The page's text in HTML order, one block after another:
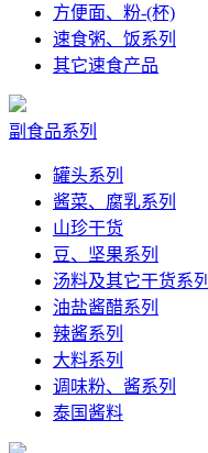
方便面、粉-(杯)
速食粥、饭系列
其它速食产品
副食品系列
罐头系列
酱菜、腐乳系列
山珍干货
豆、坚果系列
汤料及其它干货系列
油盐酱醋系列
辣酱系列
大料系列
调味粉、酱系列
泰国酱料